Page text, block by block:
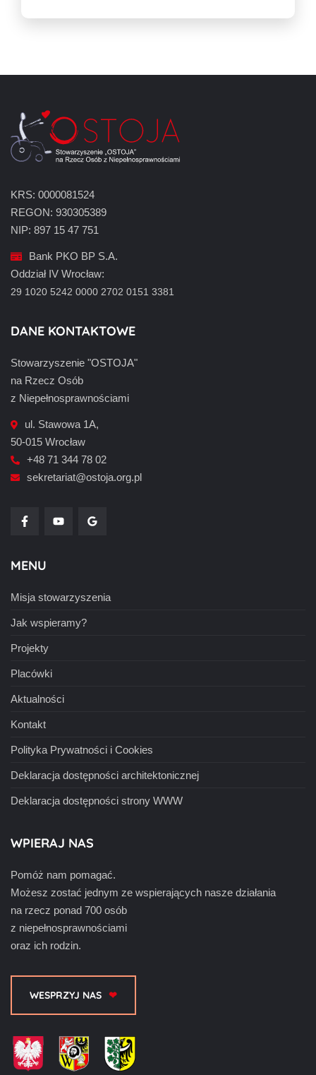
KRS: 0000081524
REGON: 930305389
NIP: 897 15 47 751
Bank PKO BP S.A.
Oddział IV Wrocław:
29 1020 5242 0000 2702 0151 3381
DANE KONTAKTOWE
Stowarzyszenie "OSTOJA"
na Rzecz Osób
z Niepełnosprawnościami
ul. Stawowa 1A,
50-015 Wrocław
+48 71 344 78 02
sekretariat@ostoja.org.pl
MENU
Misja stowarzyszenia
Jak wspieramy?
Projekty
Placówki
Aktualności
Kontakt
Polityka Prywatności i Cookies
Deklaracja dostępności architektonicznej
Deklaracja dostępności strony WWW
WPIERAJ NAS
Pomóż nam pomagać.
Możesz zostać jednym ze wspierających nasze działania
na rzecz ponad 700 osób
z niepełnosprawnościami
oraz ich rodzin.
WESPRZYJ NAS